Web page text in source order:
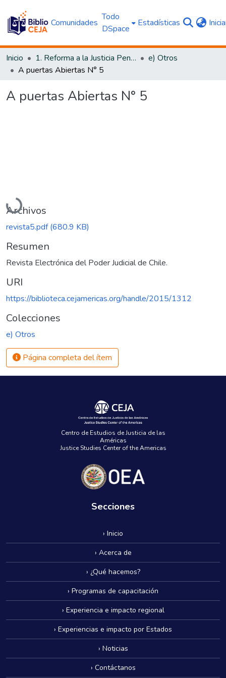
Comunidades
Todo
DSpace
Estadísticas
Inicio 1. Reforma a la Justicia Penal
e) Otros
A puertas Abiertas N° 5
A puertas Abiertas N° 5
Cargando...
Archivos
revista5.pdf(680.9 KB)
Resumen
Revista Electrónica del Poder Judicial de Chile.
URI
https://biblioteca.cejamericas.org/handle/2015/1312
Colecciones
e) Otros
Página completa del ítem
Centro de Estudios de Justicia de las
Américas
Justice Studies Center of the Americas
Secciones
› Inicio
› Acerca de
› ¿Qué hacemos?
› Programas de capacitación
› Experiencia e impacto regional
› Experiencias e impacto por Estados
› Noticias
› Contáctanos